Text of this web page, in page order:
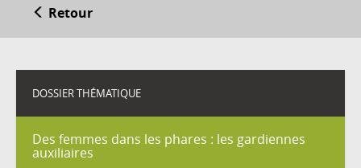
Retour
DOSSIER THÉMATIQUE
Des femmes dans les phares : les gardiennes
auxiliaires